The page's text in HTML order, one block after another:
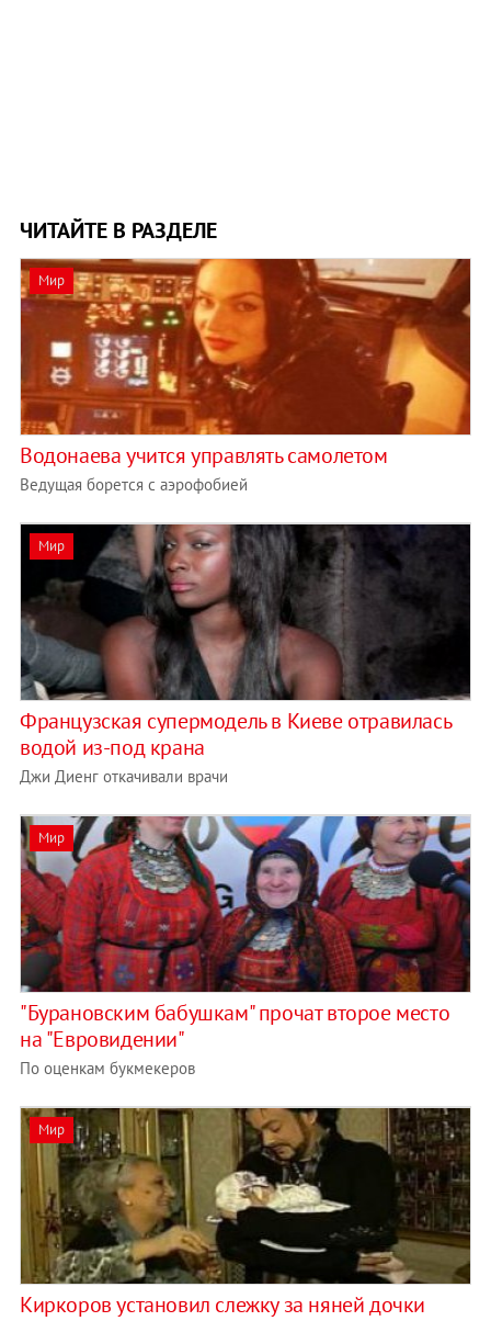
ЧИТАЙТЕ В РАЗДЕЛЕ
Мир
Водонаева учится управлять самолетом
Ведущая борется с аэрофобией
Мир
Французская супермодель в Киеве отравилась
водой из-под крана
Джи Диенг откачивали врачи
Мир
"Бурановским бабушкам" прочат второе место
на "Евровидении"
По оценкам букмекеров
Мир
Киркоров установил слежку за няней дочки